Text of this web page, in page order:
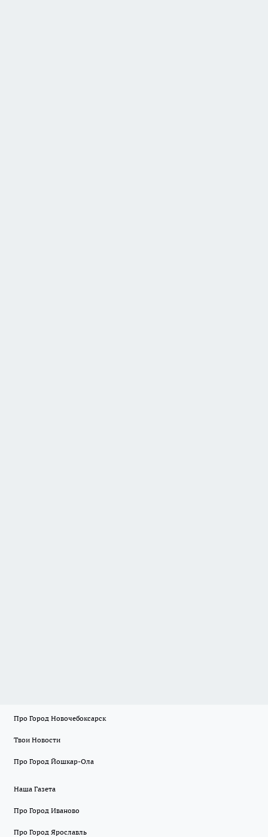
Про Город Новочебоксарск
Твои Новости
Про Город Йошкар-Ола
Наша Газета
Про Город Иваново
Про Город Ярославль